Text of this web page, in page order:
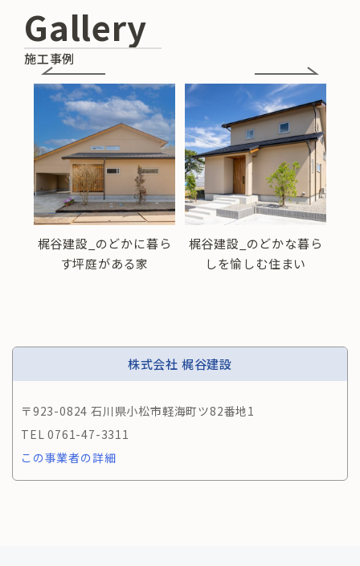
Gallery
施工事例
梶谷建設_のどかに暮ら
す坪庭がある家
梶谷建設_のどかな暮ら
しを愉しむ住まい
株式会社 梶谷建設
〒923-0824 石川県小松市軽海町ツ82番地1
0761-47-3311
この事業者の詳細